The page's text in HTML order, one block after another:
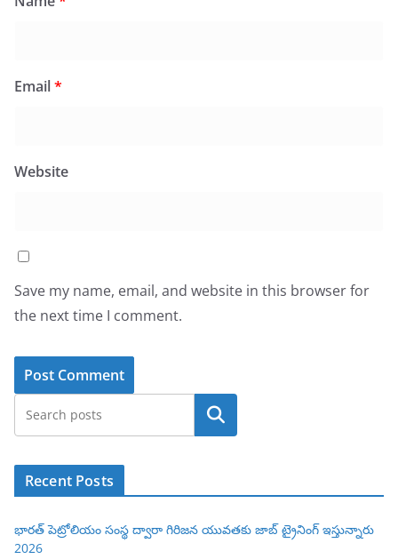
Email*
Website
Save my name, email, and website in this browser for
the next time I comment.
Search
Recent Posts
భారత్ పెట్రోలియం సంస్థ ద్వారా గిరిజన యువతకు జాబ్ ట్రైనింగ్ ఇస్తున్నారు
2026